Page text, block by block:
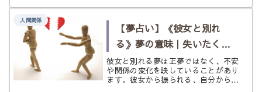
人間関係
【夢占い】《彼女と別れ
る》夢の意味｜失いたくな
い気持ちと関係の変化を読
み解く
彼女と別れる夢は正夢ではなく、不安
や関係の変化を映していることがあり
ます。彼女から振られる、自分から別